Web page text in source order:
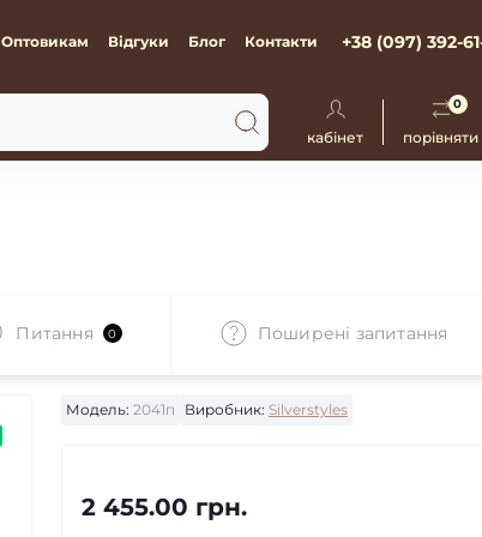
Оптовикам Відгуки Блог Контакти +38 (097) 392-
кабінет порівняти
0
Питання 0 Поширені запитання
Модель: 2041п Виробник: Silverstyles
2 455.00 грн.